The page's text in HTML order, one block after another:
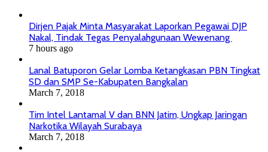
Dirjen Pajak Minta Masyarakat Laporkan Pegawai DJP
Nakal, Tindak Tegas Penyalahgunaan Wewenang
7 hours ago
Lanal Batuporon Gelar Lomba Ketangkasan PBN Tingkat
SD dan SMP Se-Kabupaten Bangkalan
March 7, 2018
Tim Intel Lantamal V dan BNN Jatim, Ungkap Jaringan
Narkotika Wilayah Surabaya
March 7, 2018